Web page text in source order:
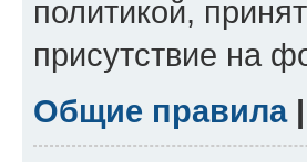
политикой,
присутствие на
Общие правила|